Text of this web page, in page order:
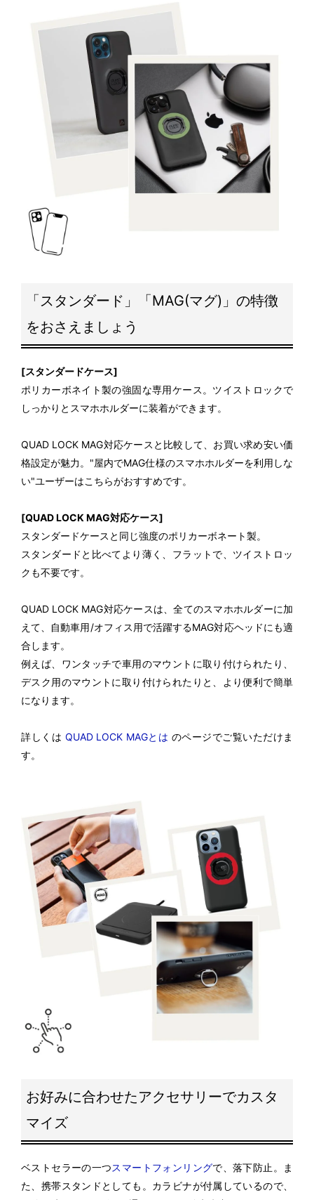
「スタンダード」「MAG(マグ)」の特徴
をおさえましょう
[スタンダードケース]
ポリカーボネイト製の強固な専用ケース。ツイストロックで
しっかりとスマホホルダーに装着ができます。
QUAD LOCK MAG対応ケースと比較して、お買い求め安い価
格設定が魅力。"屋内でMAG仕様のスマホホルダーを利用しな
い"ユーザーはこちらがおすすめです。
[QUAD LOCK MAG対応ケース]
スタンダードケースと同じ強度のポリカーボネート製。
スタンダードと比べてより薄く、フラットで、ツイストロッ
クも不要です。
QUAD LOCK MAG対応ケースは、全てのスマホホルダーに加
えて、自動車用/オフィス用で活躍するMAG対応ヘッドにも適
合します。
例えば、ワンタッチで車用のマウントに取り付けられたり、
デスク用のマウントに取り付けられたりと、より便利で簡単
になります。
詳しくは QUAD LOCK MAGとは のページでご覧いただけま
す。
お好みに合わせたアクセサリーでカスタ
マイズ
ベストセラーの一つスマートフォンリングで、落下防止。ま
た、携帯スタンドとしても。カラビナが付属しているので、